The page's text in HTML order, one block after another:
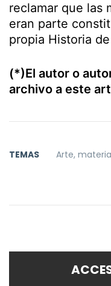
reclamar que las
eran parte
propia Historia
(*)El autor o
archivo a este
TEMAS Arte,